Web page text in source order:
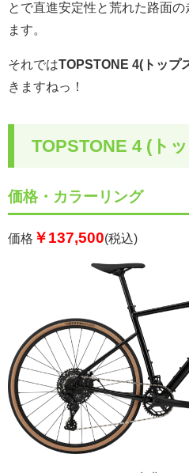
とで直進安定性と荒れた路面
ます。
それではTOPSTONE 4(トップ
きますねっ！
TOPSTONE 4 (ト
価格・カラーリング
価格 ￥137,500(税込)